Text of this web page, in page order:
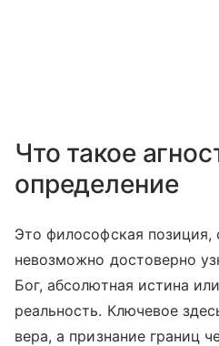
Что такое
определение
Это философская позиция,
невозможно достоверно
Бог, абсолютная истина
реальность. Ключевое
вера, а признание границ